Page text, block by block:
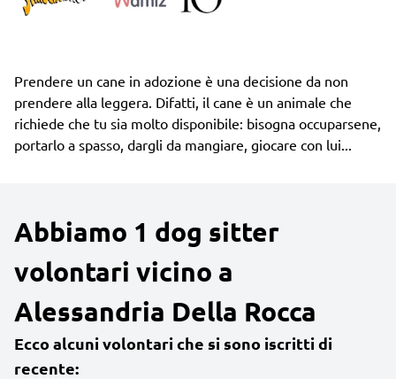
Prendere un cane in adozione è una decisione da non
prendere alla leggera. Difatti, il cane è un animale che
richiede che tu sia molto disponibile: bisogna occuparsene,
portarlo a spasso, dargli da mangiare, giocare con lui...
Abbiamo 1 dog sitter
volontari vicino a
Alessandria Della Rocca
Ecco alcuni volontari che si sono iscritti di
recente: